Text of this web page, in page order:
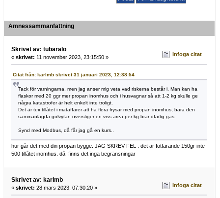
Ämnessammanfattning
Skrivet av: tubaralo
« skrivet: 11 november 2023, 23:15:50 » Infoga citat
Citat från: karlmb skrivet 31 januari 2023, 12:38:54
Tack för varningarna, men jag anser mig veta vad riskerna består i. Man kan ha
flaskor med 20 ggr mer propan inomhus och i husvagnar så att 1-2 kg skulle ge
några katastrofer är helt enkelt inte troligt.
Det är tex tillåtet i mataffärer att ha flera frysar med propan inomhus, bara den
sammanlagda golvytan överstiger en viss area per kg brandfarlig gas.
Synd med Modbus, då får jag gå en kurs..
hur går det med din propan bygge. JAG SKREV FEL . det är fotfarande 150gr inte
500 tillåtet inomhus. då finns det inga begränsningar
Skrivet av: karlmb
« skrivet: 28 mars 2023, 07:30:20 » Infoga citat